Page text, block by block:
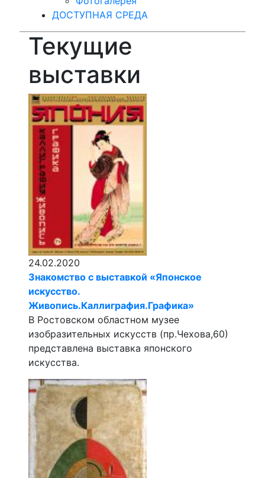
ДОСТУПНАЯ СРЕДА
Текущие
выставки
24.02.2020
Знакомство с выставкой «Японское
искусство.
Живопись.Каллиграфия.Графика»
В Ростовском областном музее
изобразительных искусств (пр.Чехова,60)
представлена выставка японского
искусства.